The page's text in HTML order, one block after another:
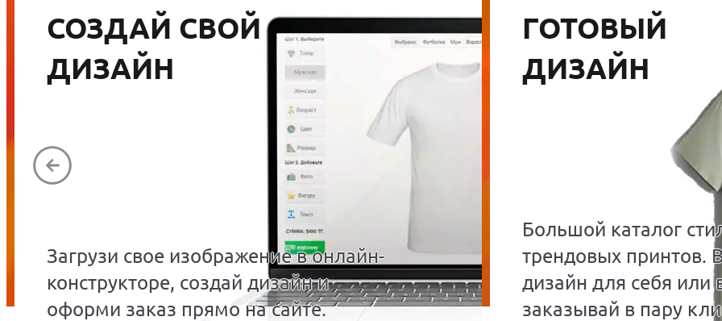
СОЗДАЙ СВОЙ
ДИЗАЙН
Загрузи свое изображение в онлайн-
конструкторе, создай дизайн и
оформи заказ прямо на сайте.
ГОТОВЫЙ
ДИЗАЙН
Большой каталог
трендовых принтов.
дизайн для себя или
заказывай в пару